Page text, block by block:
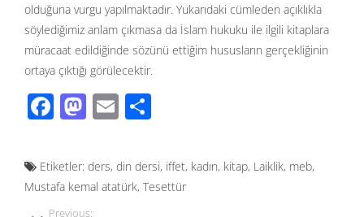
olduğuna vurgu yapılmaktadır. Yukarıdaki cümleden açıklıkla
söylediğimiz anlam çıkmasa da İslam hukuku ile ilgili kitaplara
müracaat edildiğinde sözünü ettiğim hususların gerçekliğinin
ortaya çıktığı görülecektir.
F
e
b
o
M
to
d
o
E
ail ar
e
Etiketler: ders, din dersi, iffet, kadın, kitap, Laiklik, meb,
Mustafa kemal atatürk, Tesettür
Previous: